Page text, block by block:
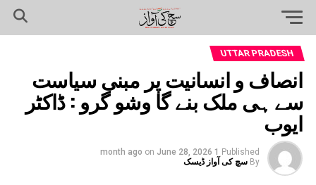
UTTAR PRADESH
انصاف و انسانیت پر مبنی سیاست
سے ہی ملک بنے گا وشو گرو : ڈاکٹر
ایوب
Published
1 month ago
on June 28, 2026
By سچ کی آواز ڈیسک